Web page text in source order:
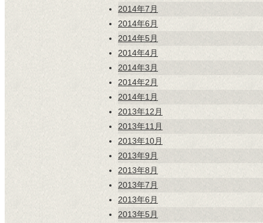
2014年7月
2014年6月
2014年5月
2014年4月
2014年3月
2014年2月
2014年1月
2013年12月
2013年11月
2013年10月
2013年9月
2013年8月
2013年7月
2013年6月
2013年5月